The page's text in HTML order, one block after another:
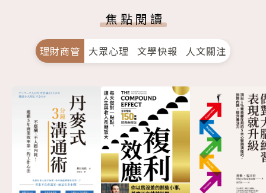
焦點閱讀
理財商管 大眾心理 文學快報 人文關注